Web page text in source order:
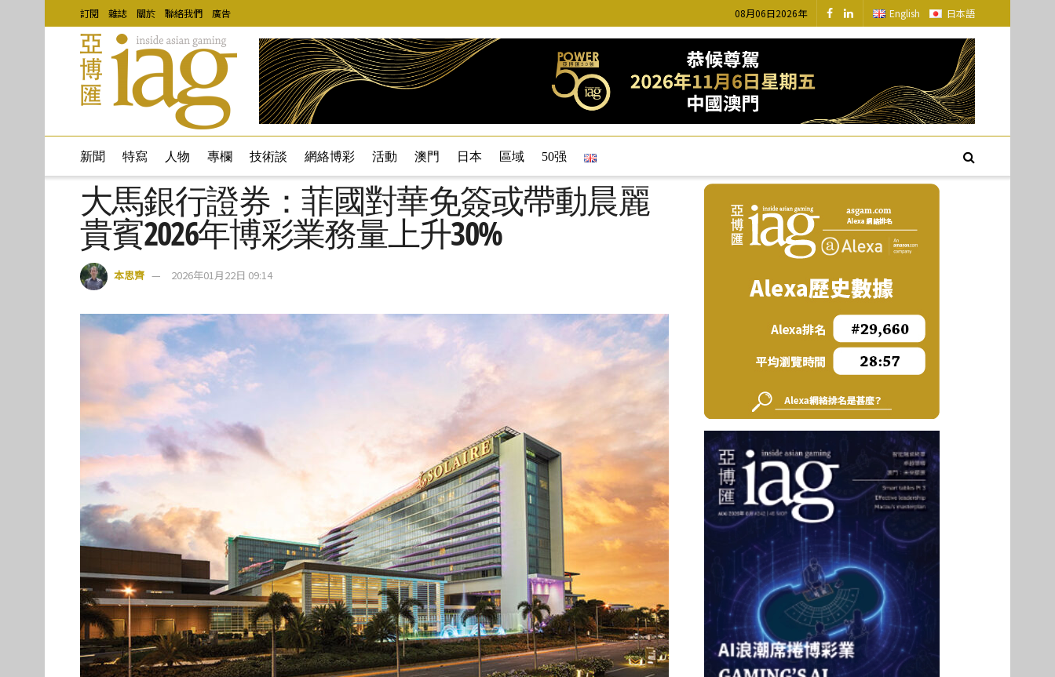
訂閱 雜誌 關於 聯絡我們 廣告 08月06日2026年 English 日本語
新聞 特寫 人物 專欄 技術談 網絡博彩 活動 澳門 日本 區域 50强
大馬銀行證券：菲國對華免簽或帶動晨麗
貴賓2026年博彩業務量上升30%
本思齊 2026年01月22日 09:14